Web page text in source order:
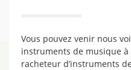
Vous pouvez venir nous
instruments de musique
racheteur d’instruments